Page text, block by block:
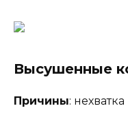
Высушенные
Причины: